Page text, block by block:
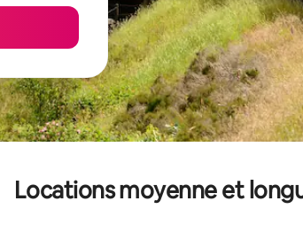
Locations moyenne et